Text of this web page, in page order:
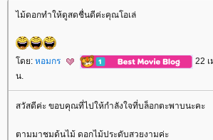
ไม้ดอกทำให้ดูสดชื่นดีค่ะคุณโอเล่
ดย: หอมกร
22
น.
สวัสดีค่ะ ขอบคุณที่ไปให้กำลังใจที่บล็อกตะพาบนะคะ
ตามมาชมด้นไม้ ดอกไม้ประดับสวยงามค่ะ